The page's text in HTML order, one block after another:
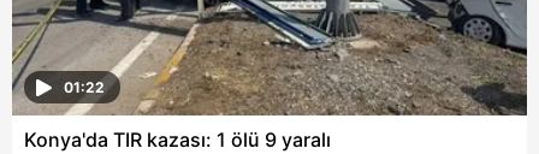
01:22
Konya'da TIR kazası: 1 ölü 9 yaralı